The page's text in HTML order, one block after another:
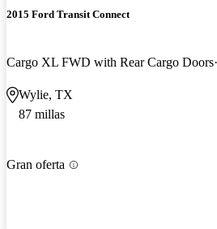
2015 Ford Transit Connect
Cargo XL FWD with Rear Cargo Doors
Wylie, TX
87 millas
Gran oferta